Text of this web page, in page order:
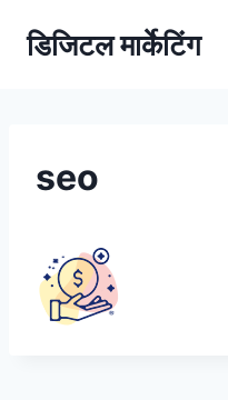
डिजिटल मार्केटिंग
seo